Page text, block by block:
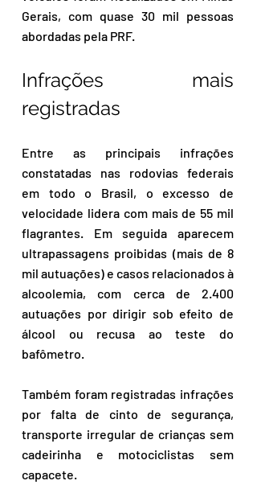
Gerais, com quase 30 mil pessoas
abordadas pela PRF.
Infrações mais
registradas
Entre as principais infrações
constatadas nas rodovias federais
em todo o Brasil, o excesso de
velocidade lidera com mais de 55 mil
flagrantes. Em seguida aparecem
ultrapassagens proibidas (mais de 8
mil autuações) e casos relacionados à
alcoolemia, com cerca de 2.400
autuações por dirigir sob efeito de
álcool ou recusa ao teste do
bafômetro.
Também foram registradas infrações
por falta de cinto de segurança,
transporte irregular de crianças sem
cadeirinha e motociclistas sem
capacete.